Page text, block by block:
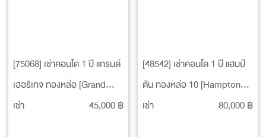
[75068] เช่าคอนโด 1 ปี แกรนด์
เฮอริเทจ ทองหล่อ [Grand
Heritage Thonglor]
เช่า 45,000 ฿
[48542] เช่าคอนโด 1 ปี แฮมป์
ตัน ทองหล่อ 10 [Hampton
Thonglor 10]
เช่า 80,000 ฿